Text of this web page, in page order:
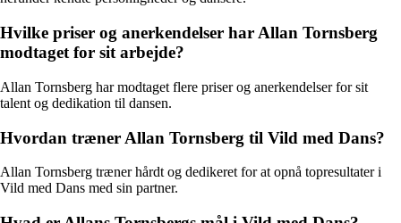
Hvilke priser og anerkendelser har Allan Tornsberg
modtaget for sit arbejde?
Allan Tornsberg har modtaget flere priser og anerkendelser for sit
talent og dedikation til dansen.
Hvordan træner Allan Tornsberg til Vild med Dans?
Allan Tornsberg træner hårdt og dedikeret for at opnå topresultater i
Vild med Dans med sin partner.